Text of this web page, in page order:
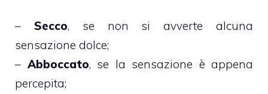
– Secco, se non si avverte alcuna
sensazione dolce;
– Abboccato, se la sensazione è appena
percepita;